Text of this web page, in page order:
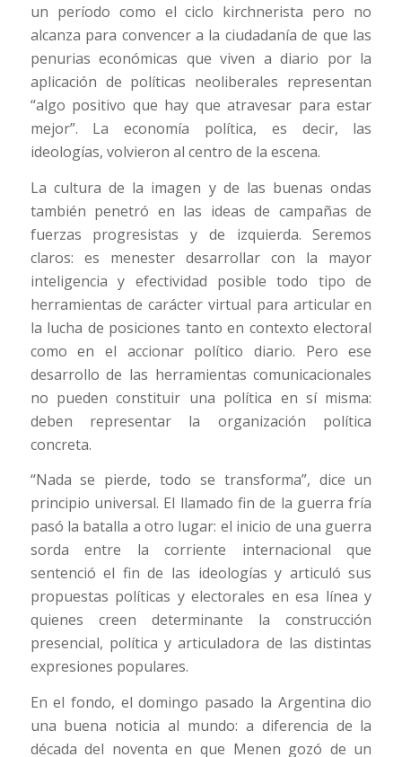
un período como el ciclo kirchnerista pero no
alcanza para convencer a la ciudadanía de que las
penurias económicas que viven a diario por la
aplicación de políticas neoliberales representan
“algo positivo que hay que atravesar para estar
mejor”. La economía política, es decir, las
ideologías, volvieron al centro de la escena.
La cultura de la imagen y de las buenas ondas
también penetró en las ideas de campañas de
fuerzas progresistas y de izquierda. Seremos
claros: es menester desarrollar con la mayor
inteligencia y efectividad posible todo tipo de
herramientas de carácter virtual para articular en
la lucha de posiciones tanto en contexto electoral
como en el accionar político diario. Pero ese
desarrollo de las herramientas comunicacionales
no pueden constituir una política en sí misma:
deben representar la organización política
concreta.
“Nada se pierde, todo se transforma”, dice un
principio universal. El llamado fin de la guerra fría
pasó la batalla a otro lugar: el inicio de una guerra
sorda entre la corriente internacional que
sentenció el fin de las ideologías y articuló sus
propuestas políticas y electorales en esa línea y
quienes creen determinante la construcción
presencial, política y articuladora de las distintas
expresiones populares.
En el fondo, el domingo pasado la Argentina dio
una buena noticia al mundo: a diferencia de la
década del noventa en que Menen gozó de un